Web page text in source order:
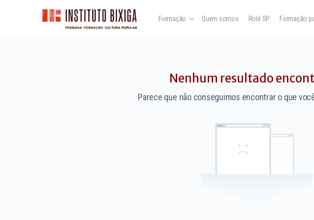
Formação Quem somos Rolê SP Formação
Nenhum resultado
Parece que não conseguimos encontrar o que